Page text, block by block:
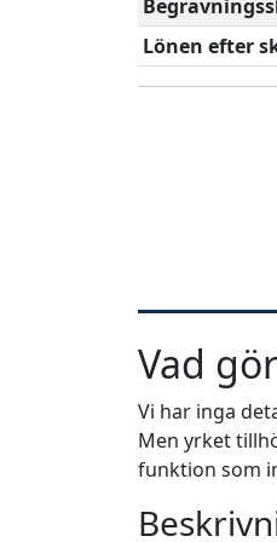
Lönen efter
Vad
Vi har inga
Men yrket
funktion som